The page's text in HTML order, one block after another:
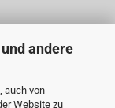
andere
auch von
Website zu